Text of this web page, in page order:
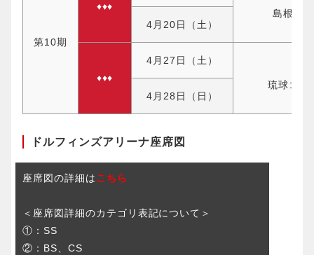
第10期
♦♦♦
島根ス
4月20日（土）
♦♦♦
4月27日（土）
琉球ゴー
4月28日（日）
ドルフィンズアリーナ座席図
座席図の詳細はこちら
＜座席図詳細のカテゴリ表記について＞
①：SS
②：BS、CS